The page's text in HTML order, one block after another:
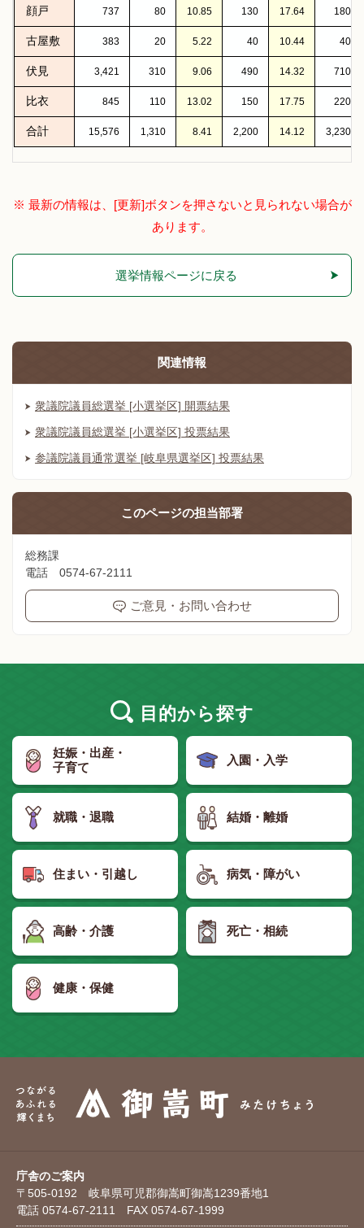
顔戸 737 80 10.85 130 17.64 180
古屋敷 383 20 5.22 40 10.44 40
伏見 3,421 310 9.06 490 14.32 710
比衣 845 110 13.02 150 17.75 220
合計 15,576 1,310 8.41 2,200 14.12 3,230
※ 最新の情報は、[更新]ボタンを押さないと見られない場合が
あります。
選挙情報ページに戻る
関連情報
衆議院議員総選挙 [小選挙区] 開票結果
衆議院議員総選挙 [小選挙区] 投票結果
参議院議員通常選挙 [岐阜県選挙区] 投票結果
このページの担当部署
総務課
電話 0574-67-2111
ご意見・お問い合わせ
目的から探す
妊娠・出産・
子育て
入園・入学
就職・退職 結婚・離婚
住まい・引越し 病気・障がい
高齢・介護 死亡・相続
健康・保健
庁舎のご案内
〒505-0192 岐阜県可児郡御嵩町御嵩1239番地1
電話 0574-67-2111 FAX 0574-67-1999